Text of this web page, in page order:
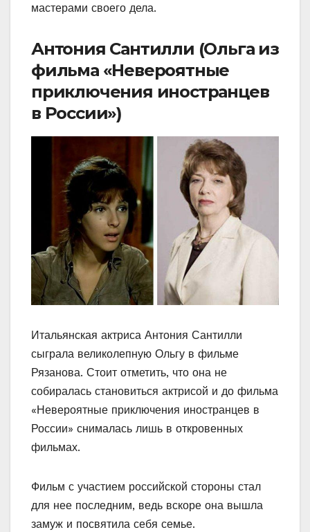
мастерами своего дела.
Антония Сантилли (Ольга из
фильма «Невероятные
приключения иностранцев
в России»)
Итальянская актриса Антония Сантилли
сыграла великолепную Ольгу в фильме
Рязанова. Стоит отметить, что она не
собиралась становиться актрисой и до фильма
«Невероятные приключения иностранцев в
России» снималась лишь в откровенных
фильмах.
Фильм с участием российской стороны стал
для нее последним, ведь вскоре она вышла
замуж и посвятила себя семье.